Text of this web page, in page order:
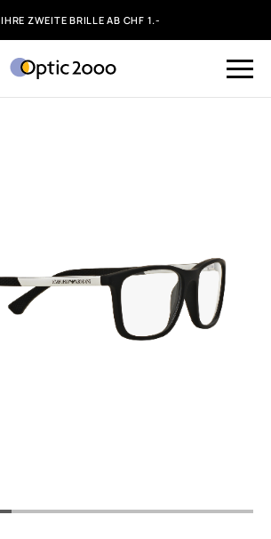
IHRE ZWEITE BRILLE AB CHF 1.-